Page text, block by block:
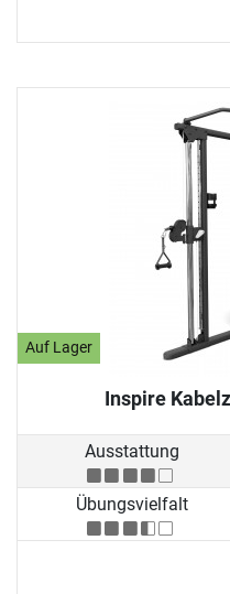
Auf Lager
Inspire
Ausstattung
Übungsvielfalt